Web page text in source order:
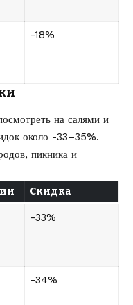
-18%
на салями и
около -33–35%.
пикника и
Скидка
-33%
-34%